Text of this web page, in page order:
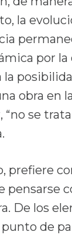
la
por la
obra en
se trata
prefiere
pensarse
De los
de